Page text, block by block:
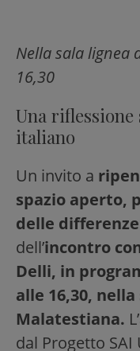
Nella sala lignea
16,30
Una
italiano
Un invito a
spazio aperto,
delle
dell’incontro
Delli, in
alle 16,30,
Malatestiana.
dal Progetto SAI